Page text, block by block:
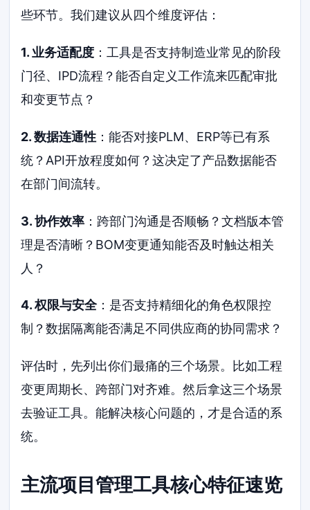
些环节。我们建议从四个维度评估：
1. 业务适配度 ：工具是否支持制造业常见的阶段
门径、IPD流程？能否自定义工作流来匹配审批
和变更节点？
2. 数据连通性 ：能否对接PLM、ERP等已有系
统？API开放程度如何？这决定了产品数据能否
在部门间流转。
3. 协作效率 ：跨部门沟通是否顺畅？文档版本管
理是否清晰？BOM变更通知能否及时触达相关
人？
4. 权限与安全：是否支持精细化的角色权限控
制？数据隔离能否满足不同供应商的协同需求？
评估时，先列出你们最痛的三个场景。比如工程
变更周期长、跨部门对齐难。然后拿这三个场景
去验证工具。能解决核心问题的，才是合适的系
统。
主流项目管理工具核心特征速览